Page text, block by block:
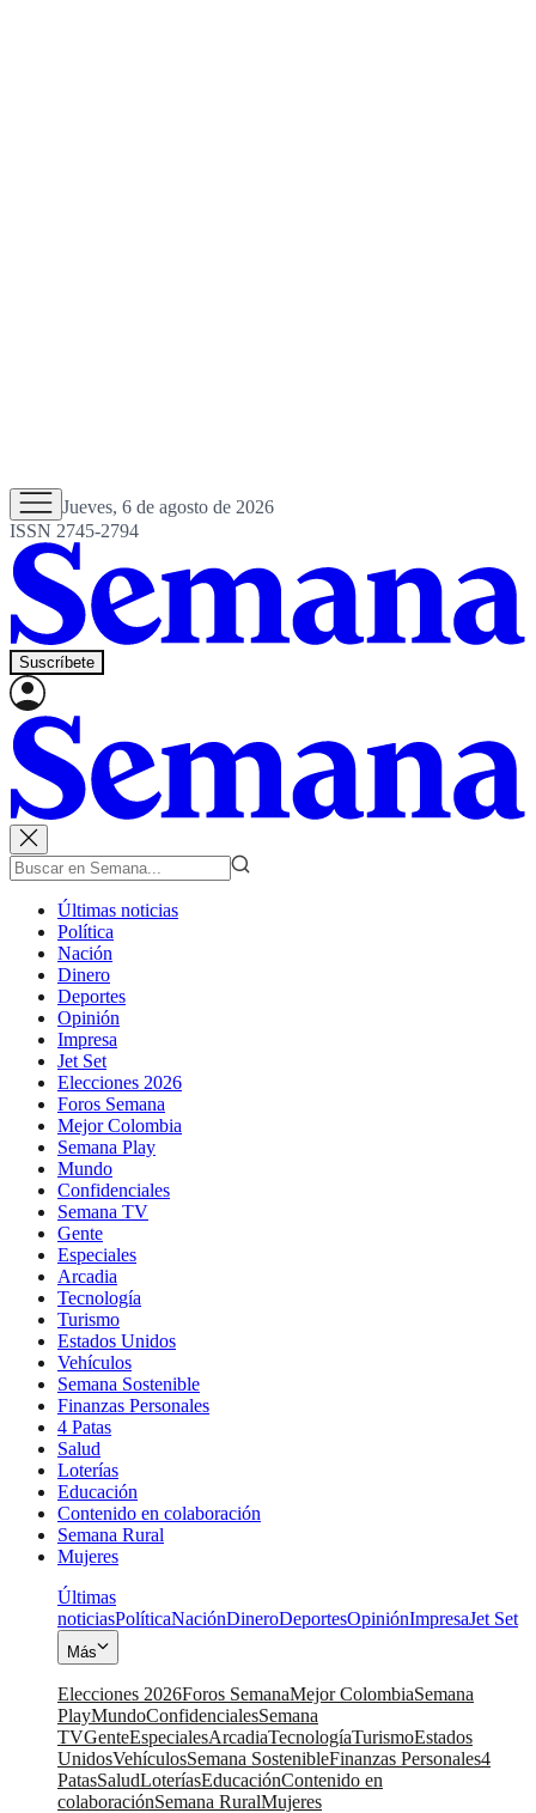
Jueves, 6 de agosto de 2026
ISSN 2745-2794
Suscríbete
Últimas noticias
Política
Nación
Dinero
Deportes
Opinión
Impresa
Jet Set
Elecciones 2026
Foros Semana
Mejor Colombia
Semana Play
Mundo
Confidenciales
Semana TV
Gente
Especiales
Arcadia
Tecnología
Turismo
Estados Unidos
Vehículos
Semana Sostenible
Finanzas Personales
4 Patas
Salud
Loterías
Educación
Contenido en colaboración
Semana Rural
Mujeres
Últimas
noticiasPolíticaNaciónDineroDeportesOpiniónImpresaJet Set
Más
Elecciones 2026Foros SemanaMejor ColombiaSemana
PlayMundoConfidencialesSemana
TVGenteEspecialesArcadiaTecnologíaTurismoEstados
UnidosVehículosSemana SostenibleFinanzas Personales4
PatasSaludLoteríasEducaciónContenido en
colaboraciónSemana RuralMujeres